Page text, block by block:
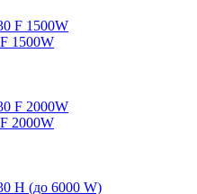
1500W
2000W